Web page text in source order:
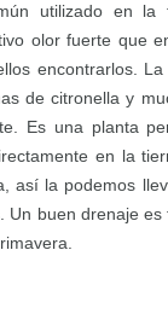
utilizado en la
olor fuerte que
encontrarlos.
de citronella y
Es una planta
en la
así la podemos
buen drenaje